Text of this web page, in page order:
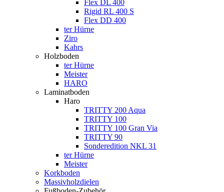
Flex DL 400
Rigid RL 400 S
Flex DD 400
ter Hürne
Ziro
Kahrs
Holzboden
ter Hürne
Meister
HARO
Laminatboden
Haro
TRITTY 200 Aqua
TRITTY 100
TRITTY 100 Gran Via
TRITTY 90
Sonderedition NKL 31
ter Hürne
Meister
Korkboden
Massivholzdielen